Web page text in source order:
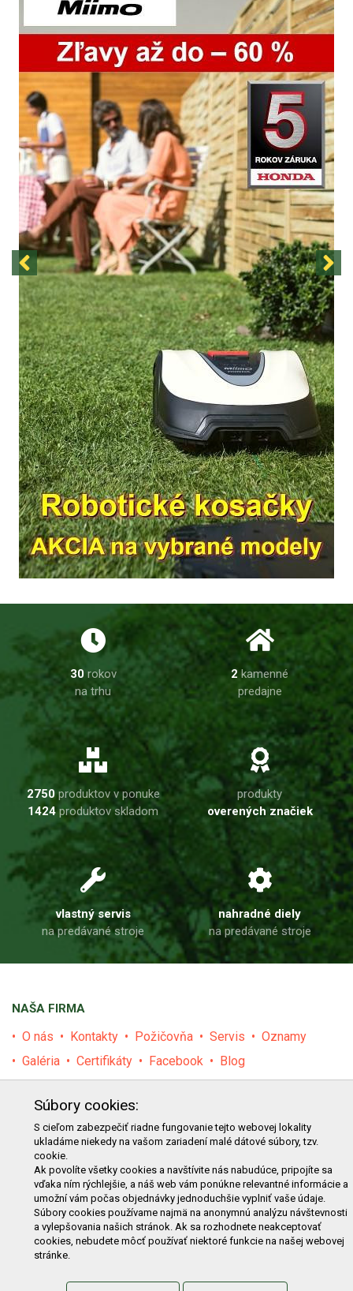
30rokov
na trhu
2 kamenné
predajne
2750produktov v ponuke
1424produktov skladom
produkty
overených značiek
vlastný servis
na predávané stroje
nahradné diely
na predávané stroje
NAŠA FIRMA
O nás Kontakty Požičovňa Servis
Oznamy
Galéria
Certifikáty Facebook Blog
E-shop Akcie Darčekové poukážky
Katalógy
Zľavy
Novinky Predávané značky
Bazár
Výzvy pre obce a firmy
NAKUPOVANIE
Obchodné podmienky
Cenník prepravy
Reklamačný poriadok
Odstúpenie od kúpy
Protokol na odstúpenie od kúpy
Súbory cookies:
S cieľom zabezpečiť riadne fungovanie tejto webovej lokality
ukladáme niekedy na vašom zariadení malé dátové súbory, tzv.
cookie.
Ak povolíte všetky cookies a navštívite nás nabudúce, pripojíte sa
vďaka ním rýchlejšie, a náš web vám ponúkne relevantné informácie a
umožní vám počas objednávky jednoduchšie vyplniť vaše údaje.
Súbory cookies používame najmä na anonymnú analýzu návštevnosti
a vylepšovania našich stránok. Ak sa rozhodnete neakceptovať
cookies, nebudete môcť používať niektoré funkcie na našej webovej
stránke.